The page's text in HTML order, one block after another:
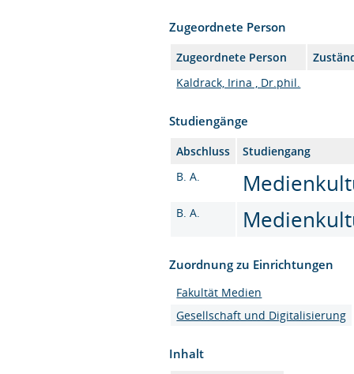
Zugeordnete Person
Zugeordnete Person
Kaldrack, Irina , Dr.phil.
Studiengänge
Abschluss
Studiengang
B. A.
B. A.
Zuordnung zu Einrichtungen
Fakultät Medien
Gesellschaft und Digitalisierung
Inhalt